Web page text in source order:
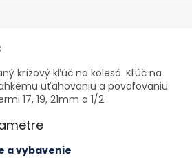
krížový kľúč na kolesá. Kľúč na
uťahovaniu a povoľovaniu
17, 19, 21mm a 1/2.
a vybavenie